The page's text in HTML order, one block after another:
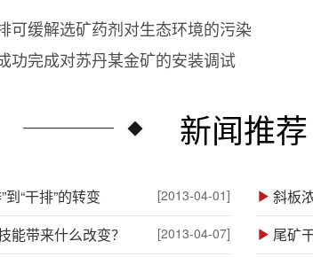
可缓解选矿药剂对生态环境的污染
功完成对苏丹某金矿的安装调试
新闻推荐
“干排”的转变 [2013-04-01]
斜板
能带来什么改变？
[2013-04-07]
尾矿